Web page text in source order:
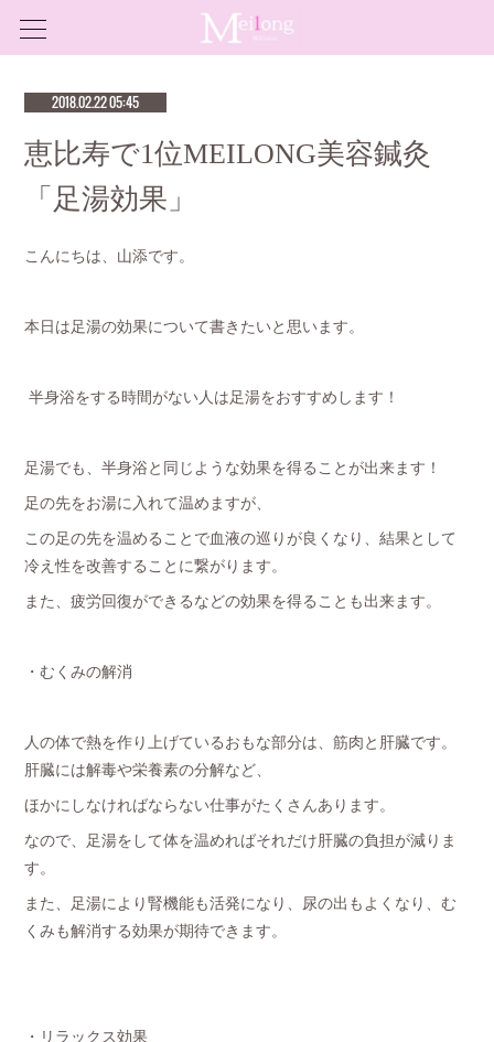
2018.02.22 05:45
恵比寿で1位MEILONG美容鍼灸
「足湯効果」
こんにちは、山添です。
本日は足湯の効果について書きたいと思います。
半身浴をする時間がない人は足湯をおすすめします！
足湯でも、半身浴と同じような効果を得ることが出来ます！
足の先をお湯に入れて温めますが、
この足の先を温めることで血液の巡りが良くなり、結果として
冷え性を改善することに繋がります。
また、疲労回復ができるなどの効果を得ることも出来ます。
・むくみの解消
人の体で熱を作り上げているおもな部分は、筋肉と肝臓です。
肝臓には解毒や栄養素の分解など、
ほかにしなければならない仕事がたくさんあります。
なので、足湯をして体を温めればそれだけ肝臓の負担が減りま
す。
また、足湯により腎機能も活発になり、尿の出もよくなり、む
くみも解消する効果が期待できます。
・リラックス効果